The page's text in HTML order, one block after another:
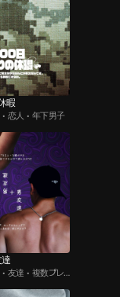
暇
• 恋人 • 年下男子
友達 • 複数プレ